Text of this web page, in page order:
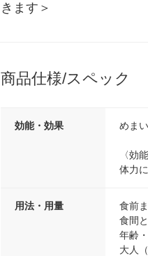
きます＞
商品仕様/スペック
効能・効果 めま
〈効
体力
用法・用量
食前
食間
年齢
大人